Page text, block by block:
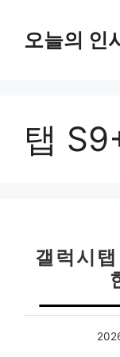
오늘의 인
탭
갤럭시